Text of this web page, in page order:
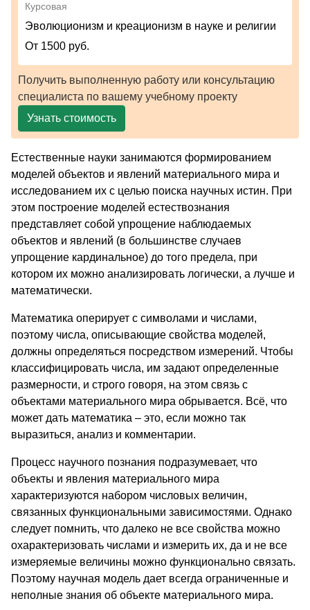
Курсовая
Эволюционизм и креационизм в науке и религии
От 1500 руб.
Получить выполненную работу или консультацию
специалиста по вашему учебному проекту
Узнать стоимость
Естественные науки занимаются формированием
моделей объектов и явлений материального мира и
исследованием их с целью поиска научных истин. При
этом построение моделей естествознания
представляет собой упрощение наблюдаемых
объектов и явлений (в большинстве случаев
упрощение кардинальное) до того предела, при
котором их можно анализировать логически, а лучше и
математически.
Математика оперирует с символами и числами,
поэтому числа, описывающие свойства моделей,
должны определяться посредством измерений. Чтобы
классифицировать числа, им задают определенные
размерности, и строго говоря, на этом связь с
объектами материального мира обрывается. Всё, что
может дать математика – это, если можно так
выразиться, анализ и комментарии.
Процесс научного познания подразумевает, что
объекты и явления материального мира
характеризуются набором числовых величин,
связанных функциональными зависимостями. Однако
следует помнить, что далеко не все свойства можно
охарактеризовать числами и измерить их, да и не все
измеряемые величины можно функционально связать.
Поэтому научная модель дает всегда ограниченные и
неполные знания об объекте материального мира.